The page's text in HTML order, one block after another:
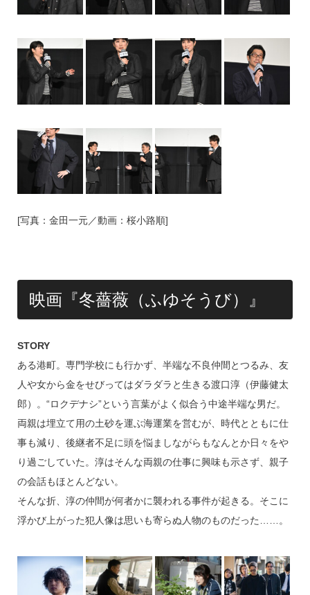
[写真：金田一元／動画：桜小路順]
映画『冬薔薇（ふゆそうび）』
STORY
ある港町。専門学校にも行かず、半端な不良仲間とつるみ、友
人や女から金をせびってはダラダラと生きる渡口淳（伊藤健太
郎）。“ロクデナシ”という言葉がよく似合う中途半端な男だ。
両親は埋立て用の土砂を運ぶ海運業を営むが、時代とともに仕
事も減り、後継者不足に頭を悩ましながらもなんとか日々をや
り過ごしていた。淳はそんな両親の仕事に興味も示さず、親子
の会話もほとんどない。
そんな折、淳の仲間が何者かに襲われる事件が起きる。そこに
浮かび上がった犯人像は思いも寄らぬ人物のものだった……。